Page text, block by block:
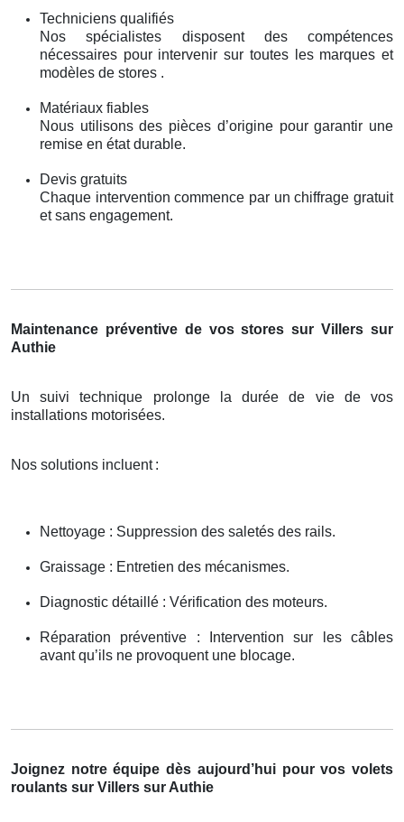
Techniciens qualifiés
Nos spécialistes disposent des compétences
nécessaires pour intervenir sur toutes les marques et
modèles de stores .
Matériaux fiables
Nous utilisons des pièces d’origine pour garantir une
remise en état durable.
Devis gratuits
Chaque intervention commence par un chiffrage gratuit
et sans engagement.
Maintenance préventive de vos stores sur Villers sur
Authie
Un suivi technique prolonge la durée de vie de vos
installations motorisées.
Nos solutions incluent :
Nettoyage : Suppression des saletés des rails.
Graissage : Entretien des mécanismes.
Diagnostic détaillé : Vérification des moteurs.
Réparation préventive : Intervention sur les câbles
avant qu’ils ne provoquent une blocage.
Joignez notre équipe dès aujourd’hui pour vos volets
roulants sur Villers sur Authie